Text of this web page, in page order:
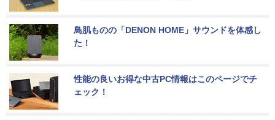
鳥肌ものの「DENON HOME」サウンドを体感し
た！
性能の良いお得な中古PC情報はこのページでチ
ェック！